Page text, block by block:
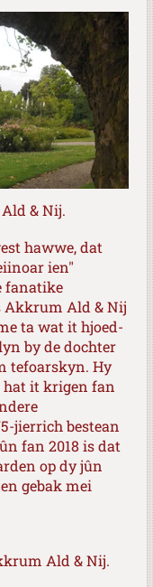
& Nij.
hawwe, dat
ien"
fanatike
Akkrum Ald & Nij
ta wat it hjoed-
by de dochter
tefoarskyn. Hy
it krigen fan
jierrich bestean
fan 2018 is dat
op dy jûn
gebak mei
Ald & Nij.